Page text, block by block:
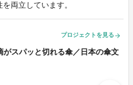
両立しています。
プロジェクトを見る arrow_forward
スパッと切れる傘／日本の傘文